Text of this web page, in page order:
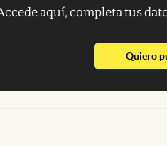
aquí, completa tus
Quiero